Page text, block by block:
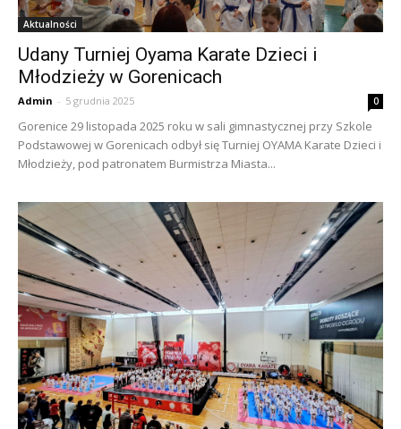
Aktualności
Udany Turniej Oyama Karate Dzieci i
Młodzieży w Gorenicach
Admin - 5 grudnia 2025 0
Gorenice 29 listopada 2025 roku w sali gimnastycznej przy Szkole
Podstawowej w Gorenicach odbył się Turniej OYAMA Karate Dzieci i
Młodzieży, pod patronatem Burmistrza Miasta...